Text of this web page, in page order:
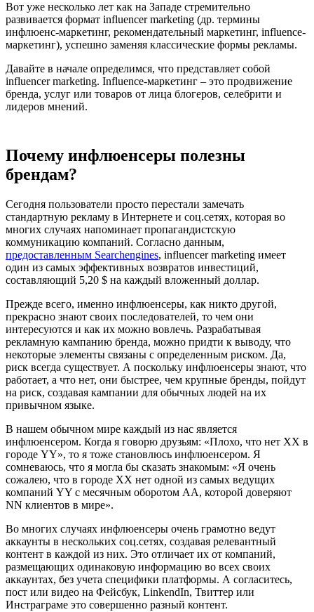
Вот уже несколько лет как на Западе стремительно
развивается формат influencer marketing (др. термины
инфлюенс-маркетинг, рекомендательный маркетинг, influence-
маркетинг), успешно заменяя классические формы рекламы.
Давайте в начале определимся, что представляет собой
influencer marketing. Influence-маркетинг – это продвижение
бренда, услуг или товаров от лица блогеров, селебрити и
лидеров мнений.
Почему инфлюенсеры полезны
брендам?
Сегодня пользователи просто перестали замечать
стандартную рекламу в Интернете и соц.сетях, которая во
многих случаях напоминает пропагандистскую
коммуникацию компаний. Согласно данным,
предоставленным Searchengines, influencer marketing имеет
один из самых эффективных возвратов инвестиций,
составляющий 5,20 $ на каждый вложенный доллар.
Прежде всего, именно инфлюенсеры, как никто другой,
прекрасно знают своих последователей, то чем они
интересуются и как их можно вовлечь. Разрабатывая
рекламную кампанию бренда, можно придти к выводу, что
некоторые элементы связаны с определенным риском. Да,
риск всегда существует. А поскольку инфлюенсеры знают, что
работает, а что нет, они быстрее, чем крупные бренды, пойдут
на риск, создавая кампании для обычных людей на их
привычном языке.
В нашем обычном мире каждый из нас является
инфлюенсером. Когда я говорю друзьям: «Плохо, что нет ХХ в
городе YY», то я тоже становлюсь инфлюенсером. Я
сомневаюсь, что я могла бы сказать знакомым: «Я очень
сожалею, что в городе ХХ нет одной из самых ведущих
компаний YY с месячным оборотом АА, которой доверяют
NN клиентов в мире».
Во многих случаях инфлюенсеры очень грамотно ведут
аккаунты в нескольких соц.сетях, создавая релевантный
контент в каждой из них. Это отличает их от компаний,
размещающих одинаковую информацию во всех своих
аккаунтах, без учета специфики платформы. А согласитесь,
пост или видео на Фейсбук, LinkendIn, Твиттер или
Инстраграме это совершенно разный контент.